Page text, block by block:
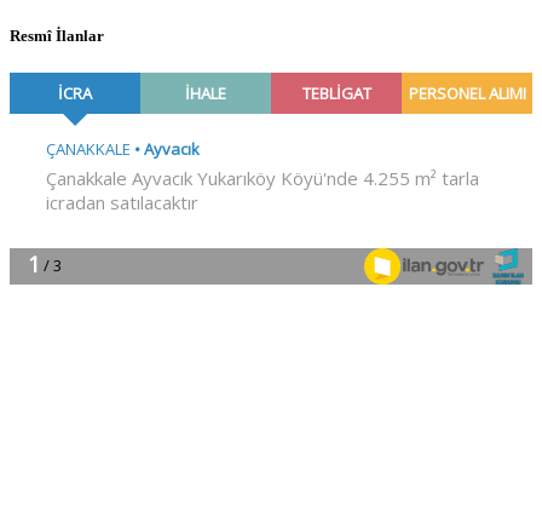
Resmî İlanlar